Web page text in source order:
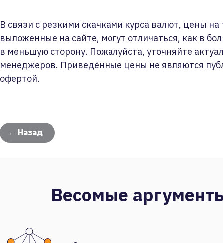
В связи с резкими скачками курса валют, цены на
выложенные на сайте, могут отличаться, как в
в меньшую сторону. Пожалуйста, уточняйте
менеджеров. Приведённые цены не являются
офертой.
← Назад
Весомые